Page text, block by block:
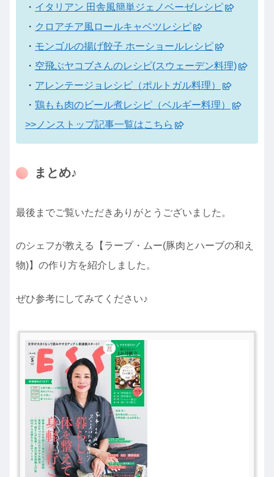
・ イタリアン 田舎風簡単ジェノベーゼレシピ
・ クロアチア風ロールキャベツレシピ
・ モンゴルの揚げ餃子 ホーショールレシピ
・ 空飛ぶヤコブさんのレシピ(スウェーデン料理)
・ アレンテージョレシピ（ポルトガル料理）
・ 鶏もも肉のビール煮レシピ（ベルギー料理）
>>ノンストップ記事一覧はこちら
まとめ♪
最後までご覧いただきありがとうございました。
のシェフが教える【ラープ・ムー(豚肉とハーブの和え
物)】の作り方を紹介しました。
ぜひ参考にしてみてください♪